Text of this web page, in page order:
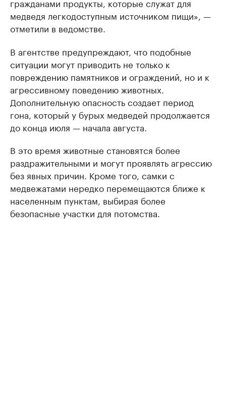
медведя легкодоступным источником пищи», —
отметили в ведомстве.
В агентстве предупреждают, что подобные
ситуации могут приводить не только к
повреждению памятников и ограждений, но и к
агрессивному поведению животных.
Дополнительную опасность создает период
гона, который у бурых медведей продолжается
до конца июля — начала августа.
В это время животные становятся более
раздражительными и могут проявлять агрессию
без явных причин. Кроме того, самки с
медвежатами нередко перемещаются ближе к
населенным пунктам, выбирая более
безопасные участки для потомства.